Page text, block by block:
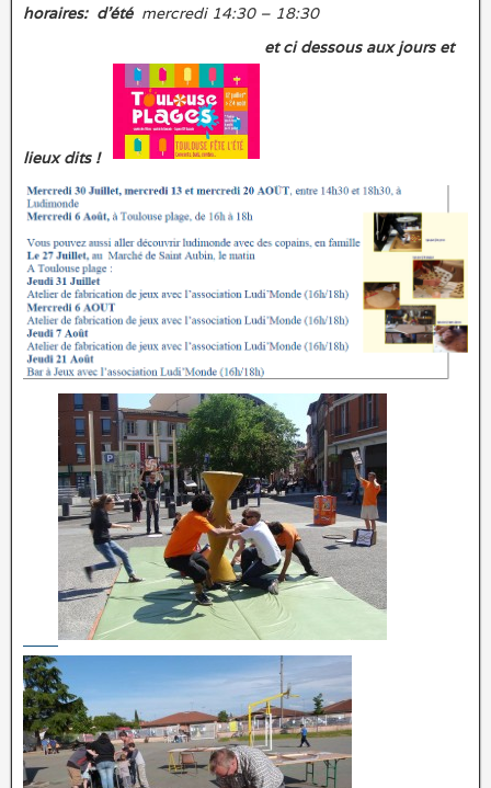
horaires: d’été mercredi 14:30 – 18:30
et ci dessous aux jours et
lieux dits !